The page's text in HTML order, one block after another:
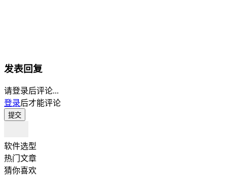
发表回复
请登录后评论...
登录后才能评论
提交
软件选型
热门文章
猜你喜欢